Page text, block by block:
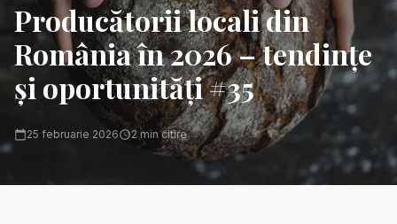
Producătorii locali din
România în 2026 – tendințe
și oportunități #35
25 februarie 2026 2 min citire